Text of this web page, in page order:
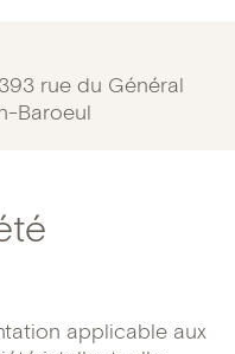
rue du Général
Baroeul
applicable aux